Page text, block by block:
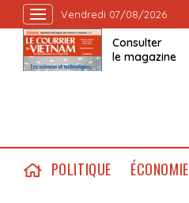
Vendredi 07/08/2026
Consulter
le magazine
POLITIQUE ÉCONOMIE